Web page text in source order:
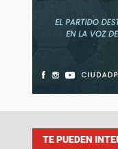
TE PUEDEN